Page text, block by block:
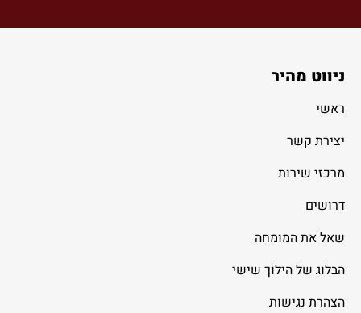
ניווט מהיר
ראשי
יצירת קשר
מרכזי שירות
דרושים
שאל את המומחה
הבלוג של הילוך שישי
הצהרת נגישות